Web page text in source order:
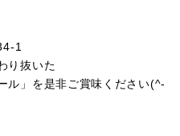
1
り抜いた
ル」を是非ご賞味ください(^-